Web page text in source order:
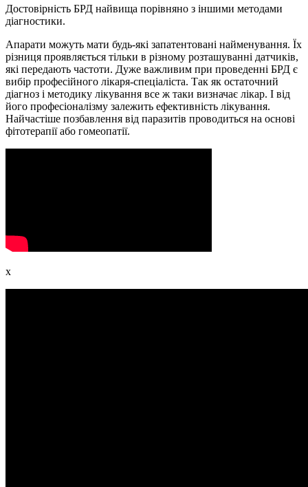
Достовірність БРД найвища порівняно з іншими методами
діагностики.
Апарати можуть мати будь-які запатентовані найменування. Їх
різниця проявляється тільки в різному розташуванні датчиків,
які передають частоти. Дуже важливим при проведенні БРД є
вибір професійного лікаря-спеціаліста. Так як остаточний
діагноз і методику лікування все ж таки визначає лікар. І від
його професіоналізму залежить ефективність лікування.
Найчастіше позбавлення від паразитів проводиться на основі
фітотерапії або гомеопатії.
x